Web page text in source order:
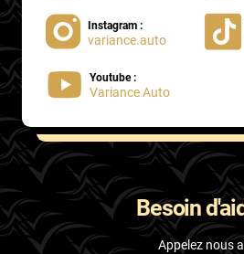
Instagram :
variance.auto
Youtube :
Variance Auto
Besoin
Appelez nous